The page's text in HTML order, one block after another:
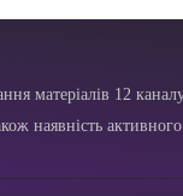
матеріалів 12
наявність